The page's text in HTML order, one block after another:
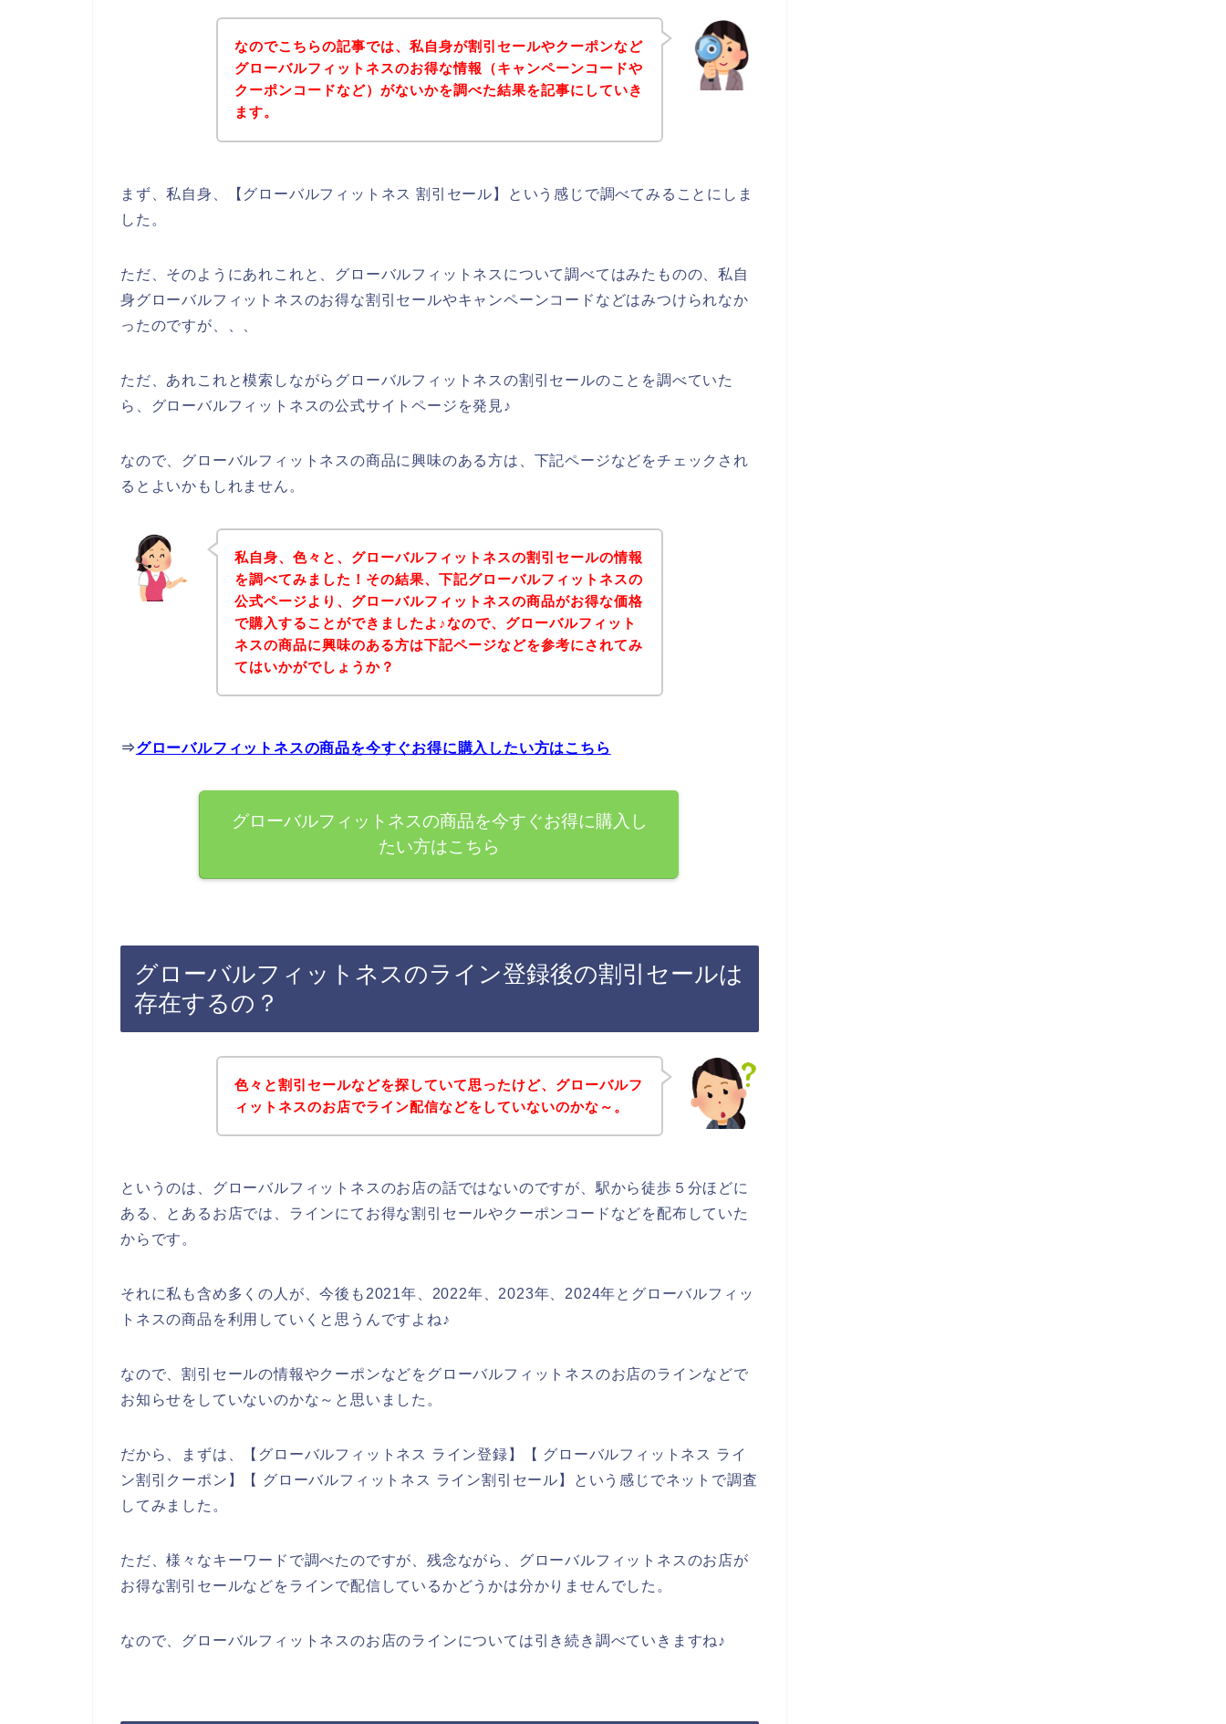
なのでこちらの記事では、私自身が割引セールやクーポンなど
グローバルフィットネスのお得な情報（キャンペーンコードや
クーポンコードなど）がないかを調べた結果を記事にしていき
ます。
まず、私自身、【グローバルフィットネス 割引セール】という感じで調べてみることにしま
した。
ただ、そのようにあれこれと、グローバルフィットネスについて調べてはみたものの、私自
身グローバルフィットネスのお得な割引セールやキャンペーンコードなどはみつけられなか
ったのですが、、、
ただ、あれこれと模索しながらグローバルフィットネスの割引セールのことを調べていた
ら、グローバルフィットネスの公式サイトページを発見♪
なので、グローバルフィットネスの商品に興味のある方は、下記ページなどをチェックされ
るとよいかもしれません。
私自身、色々と、グローバルフィットネスの割引セールの情報
を調べてみました！その結果、下記グローバルフィットネスの
公式ページより、グローバルフィットネスの商品がお得な価格
で購入することができましたよ♪なので、グローバルフィット
ネスの商品に興味のある方は下記ページなどを参考にされてみ
てはいかがでしょうか？
⇒グローバルフィットネスの商品を今すぐお得に購入したい方はこちら
グローバルフィットネスの商品を今すぐお得に購入し
たい方はこちら
グローバルフィットネスのライン登録後の割引セールは
存在するの？
色々と割引セールなどを探していて思ったけど、グローバルフ
ィットネスのお店でライン配信などをしていないのかな～。
というのは、グローバルフィットネスのお店の話ではないのですが、駅から徒歩５分ほどに
ある、とあるお店では、ラインにてお得な割引セールやクーポンコードなどを配布していた
からです。
それに私も含め多くの人が、今後も2021年、2022年、2023年、2024年とグローバルフィッ
トネスの商品を利用していくと思うんですよね♪
なので、割引セールの情報やクーポンなどをグローバルフィットネスのお店のラインなどで
お知らせをしていないのかな～と思いました。
だから、まずは、【グローバルフィットネス ライン登録】【 グローバルフィットネス ライ
ン割引クーポン】【 グローバルフィットネス ライン割引セール】という感じでネットで調査
してみました。
ただ、様々なキーワードで調べたのですが、残念ながら、グローバルフィットネスのお店が
お得な割引セールなどをラインで配信しているかどうかは分かりませんでした。
なので、グローバルフィットネスのお店のラインについては引き続き調べていきますね♪